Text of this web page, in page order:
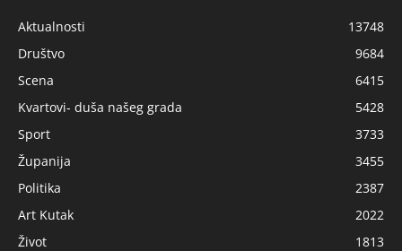
Aktualnosti
13748
Društvo
9684
Scena
6415
Kvartovi- duša našeg grada
5428
Sport
3733
Županija
3455
Politika
2387
Art Kutak
2022
Život
1813